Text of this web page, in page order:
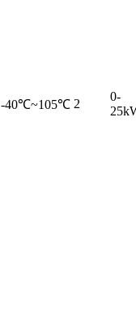
-40℃~105℃ 2
0-